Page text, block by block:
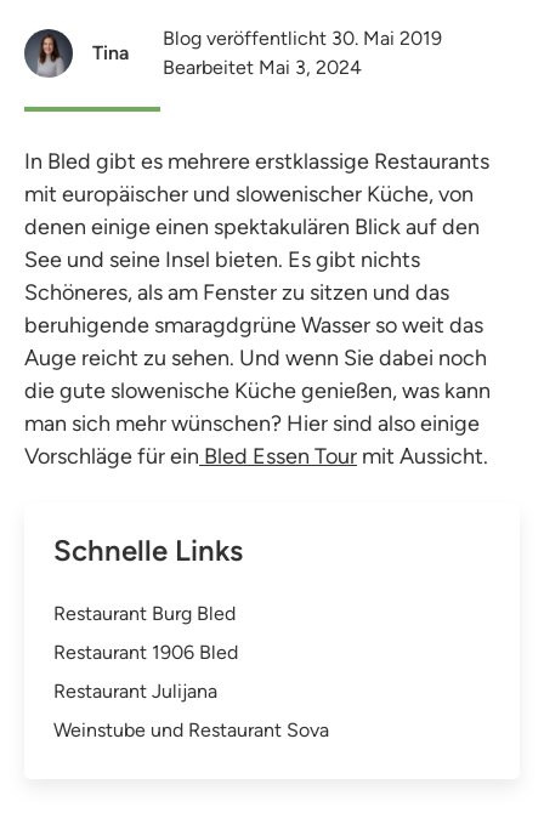
Tina
Blog veröffentlicht 30. Mai 2019
Bearbeitet Mai 3, 2024
In Bled gibt es mehrere erstklassige Restaurants
mit europäischer und slowenischer Küche, von
denen einige einen spektakulären Blick auf den
See und seine Insel bieten. Es gibt nichts
Schöneres, als am Fenster zu sitzen und das
beruhigende smaragdgrüne Wasser so weit das
Auge reicht zu sehen. Und wenn Sie dabei noch
die gute slowenische Küche genießen, was kann
man sich mehr wünschen? Hier sind also einige
Vorschläge für ein Bled Essen Tour mit Aussicht.
Schnelle Links
Restaurant Burg Bled
Restaurant 1906 Bled
Restaurant Julijana
Weinstube und Restaurant Sova